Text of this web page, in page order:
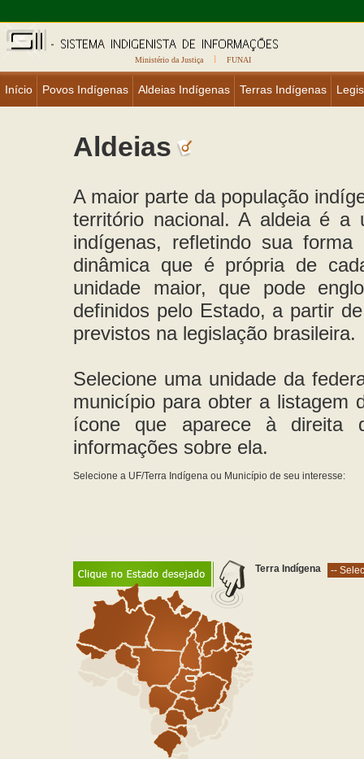
Ministério da Justiça l FUNAI
Início Povos Indígenas Aldeias Indígenas Terras Indígenas
Aldeias
A maior parte da população
território nacional. A aldeia é a
indígenas, refletindo sua
dinâmica que é própria de
unidade maior, que pode
definidos pelo Estado, a partir
previstos na legislação brasileira.
Selecione uma unidade da
município para obter a listagem
ícone que aparece à direita
informações sobre ela.
Selecione a UF/Terra Indígena ou Município de seu interesse:
Terra Indígena --